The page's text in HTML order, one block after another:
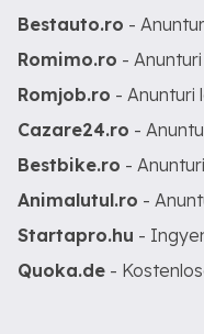
Bestauto.ro -
Romimo.ro -
Romjob.ro - Anunturi
Cazare24.ro -
Bestbike.ro -
Animalutul.ro -
Startapro.hu -
Quoka.de -